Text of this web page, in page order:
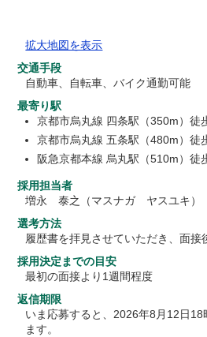
拡大地図を表示
交通手段
自動車、自転車、バイク通勤可能
最寄り駅
京都市烏丸線 四条駅（350m）徒
京都市烏丸線 五条駅（480m）徒
阪急京都本線 烏丸駅（510m）徒
採用担当者
増永 泰之（マスナガ ヤスユキ）
選考方法
履歴書を拝見させていただき、面接
採用決定までの目安
最初の面接より1週間程度
返信期限
いま応募すると、2026年8月12日18
ます。